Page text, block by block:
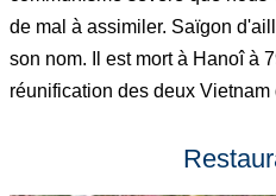
de mal à assimiler. Saïgon
son nom. Il est mort à Hanoî à
réunification des deux